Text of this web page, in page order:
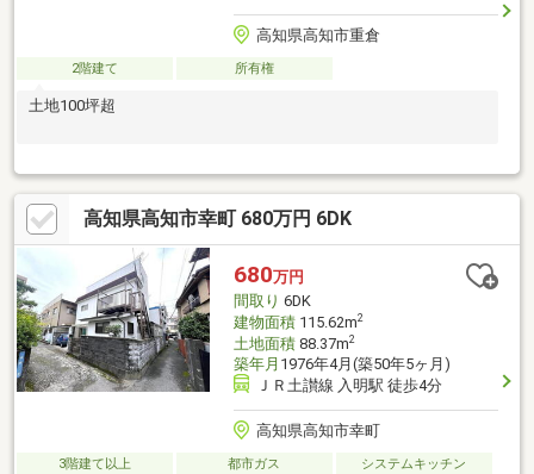
高知県高知市重倉
2階建て 所有権
土地100坪超
高知県高知市幸町 680万円 6DK
680万円
間取り 6DK
建物面積115.62m2
土地面積88.37m2
築年月 1976年4月(築50年5ヶ月)
ＪＲ土讃線 入明駅 徒歩4分
高知県高知市幸町
3階建て以上 都市ガス
システムキッチン